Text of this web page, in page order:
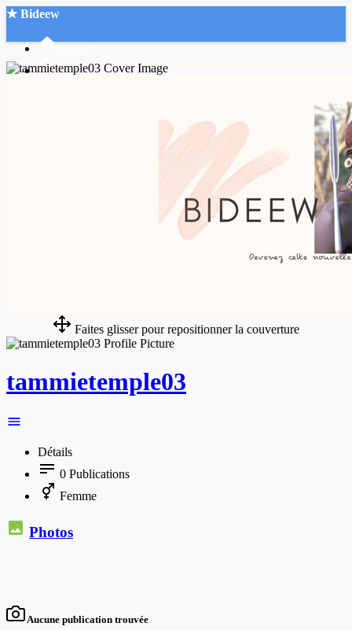
★ Bideew
Faites glisser pour repositionner la couverture
tammietemple03
Détails
0 Publications
Femme
Photos
Aucune publication trouvée